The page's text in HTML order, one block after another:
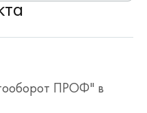
ПРОФ" в